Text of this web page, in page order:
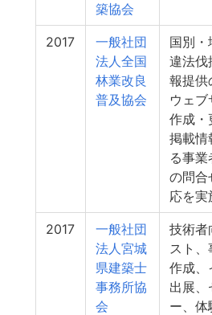
築協会
2017
一般社団
法人全国
林業改良
普及協会
国別・
違法伐
報提供
ウェ
作成・
掲載情
る事業
の問合
応を実
2017
一般社団
法人宮城
県建築士
事務所協
会
技術者
スト、
作成、
出展、
ー、体